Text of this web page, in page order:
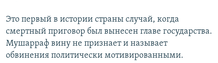
Это первый в истории страны случай, когда
смертный приговор был вынесен главе государства.
Мушарраф вину не признает и называет
обвинения политически мотивированными.